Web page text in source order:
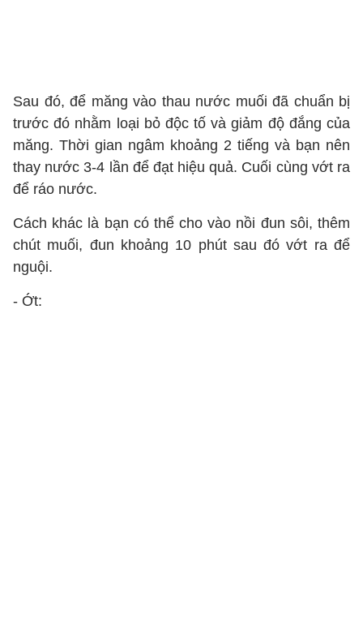
Sau đó, để măng vào thau nước muối đã chuẩn bị
trước đó nhằm loại bỏ độc tố và giảm độ đắng của
măng. Thời gian ngâm khoảng 2 tiếng và bạn nên
thay nước 3-4 lần để đạt hiệu quả. Cuối cùng vớt ra
để ráo nước.
Cách khác là bạn có thể cho vào nồi đun sôi, thêm
chút muối, đun khoảng 10 phút sau đó vớt ra để
nguội.
- Ớt: